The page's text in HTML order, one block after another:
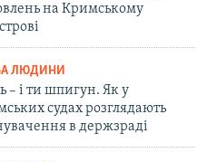
на Кримському
ЛЮДИНИ
– і ти шпигун. Як у
судах розглядають
в держзраді